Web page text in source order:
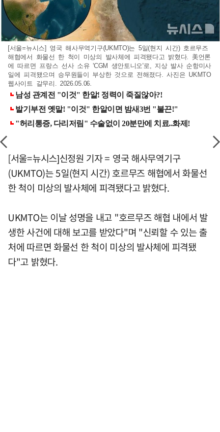
[서울=뉴시스] 영국 해사무역기구(UKMTO)는 5일(현지 시간) 호르무즈
해협에서 화물선 한 척이 미상의 발사체에 피격됐다고 밝혔다. 美언론
에 따르면 프랑스 선사 소유 'CGM 생안토니오'로, 지상 발사 순항미사
일에 피격됐으며 승무원들이 부상한 것으로 전해졌다. 사진은 UKMTO
웹사이트 갈무리. 2026.05.06.
[서울=뉴시스]신정원 기자 = 영국 해사무역기구
(UKMTO)는 5일(현지 시간) 호르무즈 해협에서 화물선
한 척이 미상의 발사체에 피격됐다고 밝혔다.
UKMTO는 이날 성명을 내고 "호르무즈 해협 내에서 발
생한 사건에 대해 보고를 받았다"며 "신뢰할 수 있는 출
처에 따르면 화물선 한 척이 미상의 발사체에 피격됐
다"고 밝혔다.